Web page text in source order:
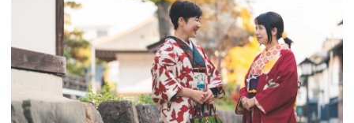
顯葱綠的日中，都讓人有一種置身於綠林仙境...